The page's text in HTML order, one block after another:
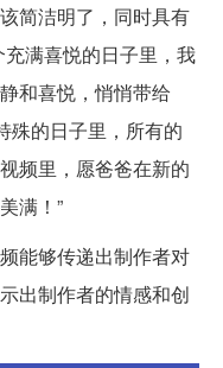
简洁明了，同时具有
满喜悦的日子里，我
和喜悦，悄悄带给
殊的日子里，所有的
频里，愿爸爸在新的
满！”
能够传递出制作者对
出制作者的情感和创